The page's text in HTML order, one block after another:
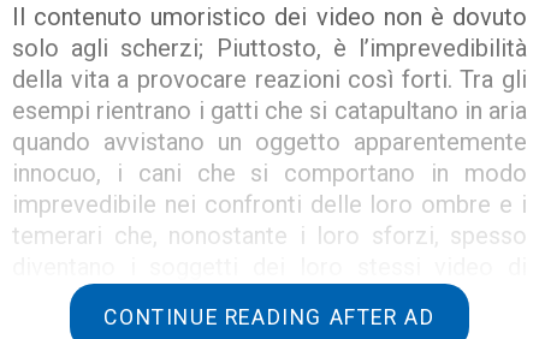
Il contenuto umoristico dei video non è dovuto
solo agli scherzi; Piuttosto, è l’imprevedibilità
della vita a provocare reazioni così forti. Tra gli
esempi rientrano i gatti che si catapultano in aria
quando avvistano un oggetto apparentemente
innocuo, i cani che si comportano in modo
imprevedibile nei confronti delle loro ombre e i
temerari che, nonostante i loro sforzi, spesso
incidenti. Inoltre, i momenti di tensione
richiedono un’attenzione mirata, come quando
CONTINUE READING AFTER AD